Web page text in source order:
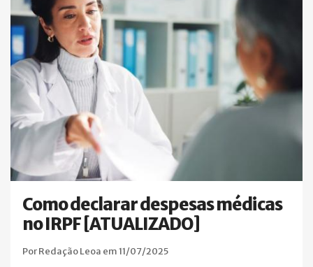
Como declarar despesas médicas
no IRPF [ATUALIZADO]
Por Redação Leoa em 11/07/2025